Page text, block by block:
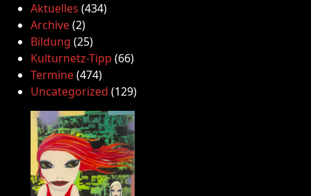
Aktuelles (434)
Archive(2)
Bildung (25)
Kulturnetz-Tipp (66)
Termine(474)
Uncategorized (129)